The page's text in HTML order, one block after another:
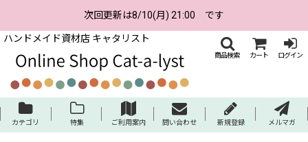
次回更新は8/10(月) 21:00 です
ハンドメイド資材店 キャタリスト
商品検索 カート ログイン
カテゴリ 特集 ご利用案内 問い合わせ 新規登録 メルマガ